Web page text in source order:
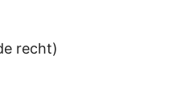
recht)